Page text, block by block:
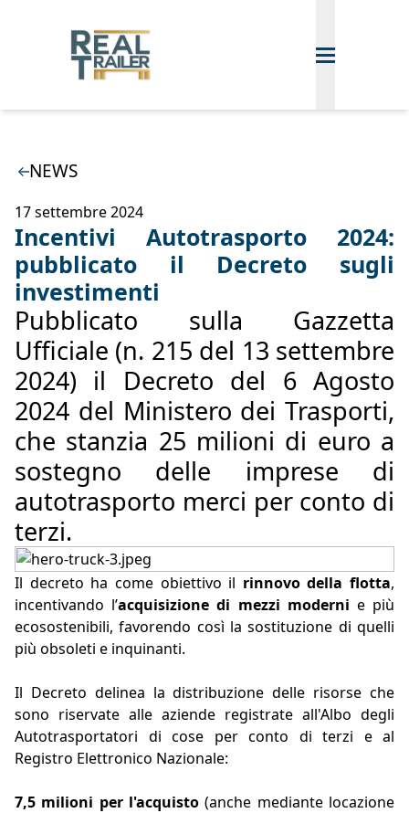
NEWS
17 settembre 2024
Incentivi Autotrasporto 2024:
pubblicato il Decreto sugli
investimenti
Pubblicato sulla Gazzetta
Ufficiale (n. 215 del 13 settembre
2024) il Decreto del 6 Agosto
2024 del Ministero dei Trasporti,
che stanzia 25 milioni di euro a
sostegno delle imprese di
autotrasporto merci per conto di
terzi.
Il decreto ha come obiettivo il rinnovo della flotta,
incentivando l’acquisizione di mezzi moderni e più
ecosostenibili, favorendo così la sostituzione di quelli
più obsoleti e inquinanti.
Il Decreto delinea la distribuzione delle risorse che
sono riservate alle aziende registrate all'Albo degli
Autotrasportatori di cose per conto di terzi e al
Registro Elettronico Nazionale:
7,5 milioni per l'acquisto (anche mediante locazione